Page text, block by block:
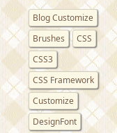
Blog Customize
Brushes
CSS
CSS3
CSS Framework
Customize
DesignFont